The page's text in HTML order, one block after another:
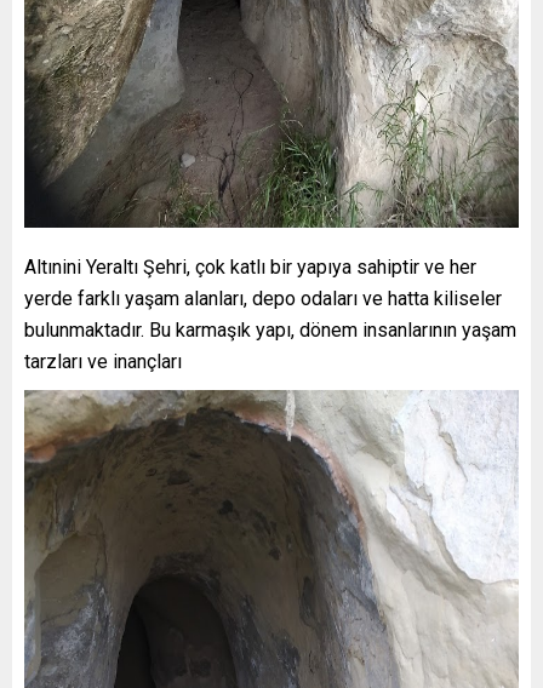
Altınini Yeraltı Şehri, çok katlı bir yapıya sahiptir ve her
yerde farklı yaşam alanları, depo odaları ve hatta kiliseler
bulunmaktadır. Bu karmaşık yapı, dönem insanlarının yaşam
tarzları ve inançları